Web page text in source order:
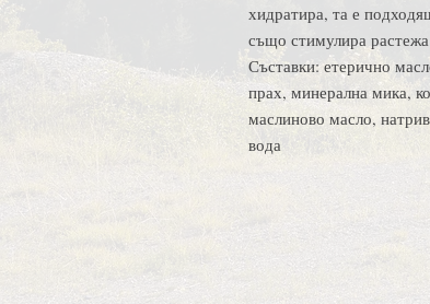
хидратира, та е
също стимулира растежа
Съставки: етерично
прах, минерална мика,
маслиново масло,
вода